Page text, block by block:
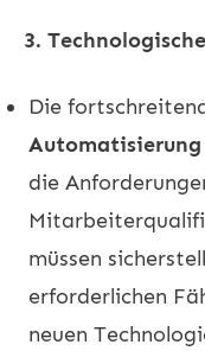
3.
Die
Automatisierung
die
müssen
erforderlichen
neuen